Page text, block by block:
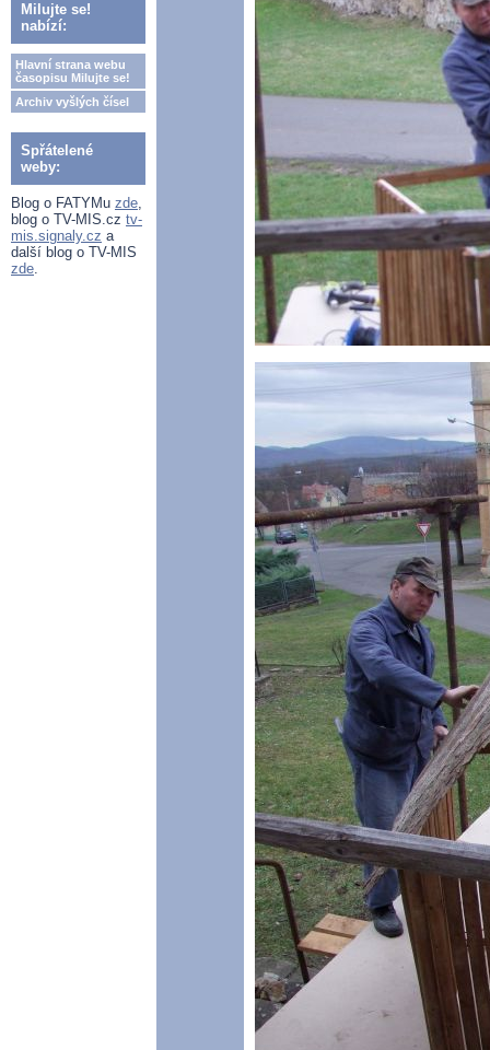
Milujte se!
nabízí:
Hlavní strana webu
časopisu Milujte se!
Archiv vyšlých čísel
Spřátelené
weby:
Blog o FATYMu zde,
blog o TV-MIS.cz tv-
mis.signaly.cz a
další blog o TV-MIS
zde.